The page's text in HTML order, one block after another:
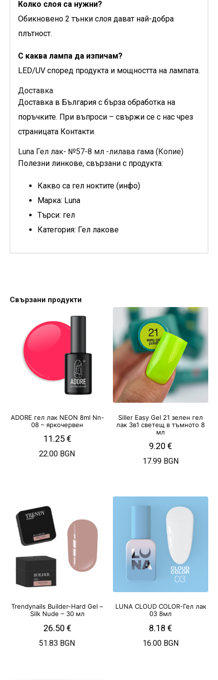
Колко слоя са нужни?
Обикновено 2 тънки слоя дават най-добра
плътност.
С каква лампа да изпичам?
LED/UV според продукта и мощността на лампата.
Доставка
Доставка в България с бърза обработка на
поръчките. При въпроси – свържи се с нас чрез
страницата Контакти.
Luna Гел лак- №57-8 мл -лилава гама (Копие)
Полезни линкове, свързани с продукта:
Какво са гел ноктите (инфо)
Марка: Luna
Търси: гел
Категория: Гел лакове
Свързани продукти
ADORE гел лак NEON 8ml Nn-
08 – яркочервен
11.25€
22.00 BGN
Siller Easy Gel 21 зелен гел
лак 3в1 светещ в тъмното 8
мл
9.20€
17.99 BGN
Trendynails Builder-Hard Gel –
Silk Nude – 30 мл
26.50 €
51.83 BGN
LUNA CLOUD COLOR-Гел лак
03 8мл
8.18€
16.00 BGN